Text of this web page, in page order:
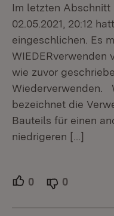
Im letzten Abschnitt
02.05.2021, 20:12
eingeschlichen. Es
WIEDERverwenden
wie zuvor
Wiederverwenden.
bezeichnet die
Bauteils für einen
niedrigeren […]
0 Unterstützer.
0